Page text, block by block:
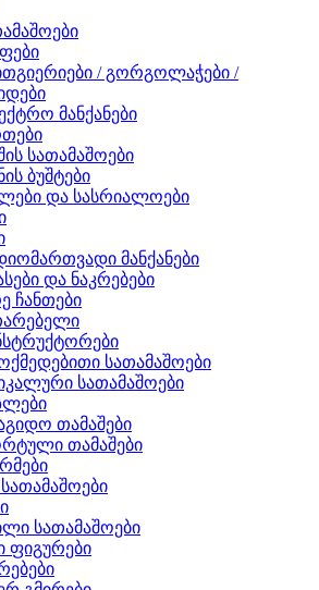
/ გორგოლაჭები /
მანქანები
სათამაშოები
ბუშტები
და სასრიალოები
მანქანები
და ნაკრებები
ჩანთები
სათამაშოები
სათამაშოები
თამაშები
თამაშები
სათამაშოები
სათამაშოები
ფიგურები